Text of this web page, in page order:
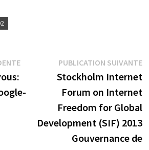
Publication
précédente :
PUBLICATION SUIVANTE
Stockholm Internet
Forum on Internet
Freedom for Global
Development (SIF) 2013
Gouvernance de